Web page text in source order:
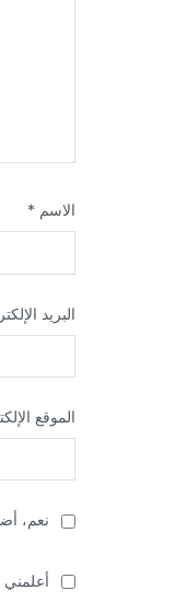
الاسم *
البريد
الموقع
نعم،
أعلمني